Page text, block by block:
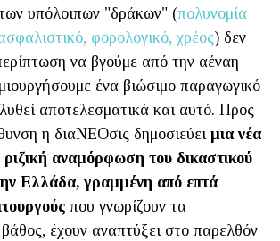
υπόλοιπων "δράκων" (πολυνομία
φορολογικό, χρέος) δεν
να βγούμε από την αέναη
ένα βιώσιμο παραγωγικό
αποτελεσματικά και αυτό. Προς
η διαΝΕΟσις δημοσιεύει μια νέα
αναμόρφωση του δικαστικού
Ελλάδα, γραμμένη από επτά
που γνωρίζουν τα
έχουν αναπτύξει στο παρελθόν